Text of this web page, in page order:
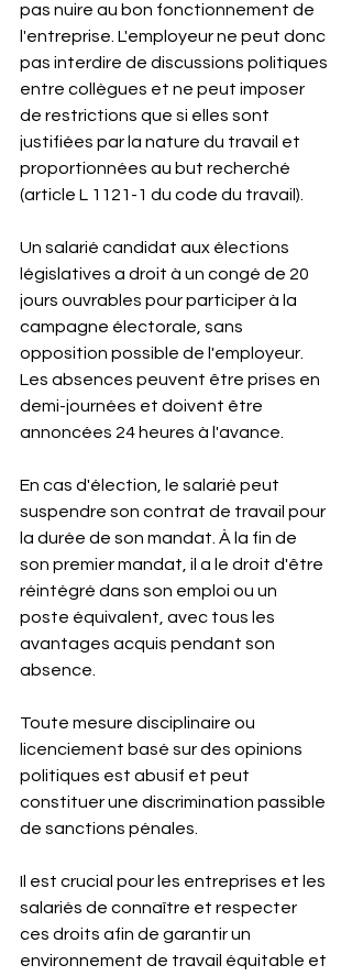
pas nuire au bon fonctionnement de
l'entreprise. L'employeur ne peut donc
pas interdire de discussions politiques
entre collègues et ne peut imposer
de restrictions que si elles sont
justifiées par la nature du travail et
proportionnées au but recherché
(article L 1121-1 du code du travail).
Un salarié candidat aux élections
législatives a droit à un congé de 20
jours ouvrables pour participer à la
campagne électorale, sans
opposition possible de l'employeur.
Les absences peuvent être prises en
demi-journées et doivent être
annoncées 24 heures à l'avance.
En cas d'élection, le salarié peut
suspendre son contrat de travail pour
la durée de son mandat. À la fin de
son premier mandat, il a le droit d'être
réintégré dans son emploi ou un
poste équivalent, avec tous les
avantages acquis pendant son
absence.
Toute mesure disciplinaire ou
licenciement basé sur des opinions
politiques est abusif et peut
constituer une discrimination passible
de sanctions pénales.
Il est crucial pour les entreprises et les
salariés de connaître et respecter
ces droits afin de garantir un
environnement de travail équitable et